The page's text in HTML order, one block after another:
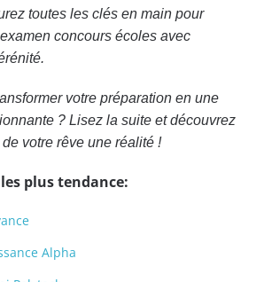
toutes les clés en main pour
concours écoles avec
votre préparation en une
? Lisez la suite et découvrez
votre rêve une réalité !
plus tendance:
Alpha